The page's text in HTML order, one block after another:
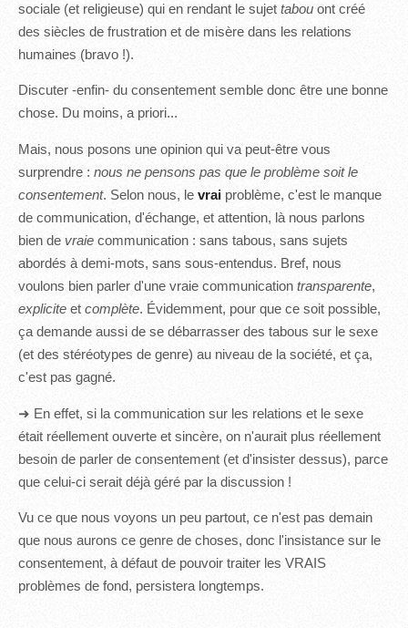
sociale (et religieuse) qui en rendant le sujet tabou ont créé
des siècles de frustration et de misère dans les relations
humaines (bravo !).
Discuter -enfin- du consentement semble donc être une bonne
chose. Du moins, a priori...
Mais, nous posons une opinion qui va peut-être vous
surprendre : nous ne pensons pas que le problème soit le
consentement. Selon nous, le vrai problème, c'est le manque
de communication, d'échange, et attention, là nous parlons
bien de vraie communication : sans tabous, sans sujets
abordés à demi-mots, sans sous-entendus. Bref, nous
voulons bien parler d'une vraie communication transparente,
explicite et complète. Évidemment, pour que ce soit possible,
ça demande aussi de se débarrasser des tabous sur le sexe
(et des stéréotypes de genre) au niveau de la société, et ça,
c'est pas gagné.
➜ En effet, si la communication sur les relations et le sexe
était réellement ouverte et sincère, on n'aurait plus réellement
besoin de parler de consentement (et d'insister dessus), parce
que celui-ci serait déjà géré par la discussion !
Vu ce que nous voyons un peu partout, ce n'est pas demain
que nous aurons ce genre de choses, donc l'insistance sur le
consentement, à défaut de pouvoir traiter les VRAIS
problèmes de fond, persistera longtemps.